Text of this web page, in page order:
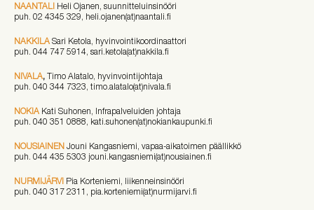
NAANTALI Heli Ojanen, suunnitteluinsinööri
puh. 02 4345 329, heli.ojanen(at)naantali.fi
NAKKILA Sari Ketola, hyvinvointikoordinaattori
puh. 044 747 5914, sari.ketola(at)nakkila.fi
NIVALA, Timo Alatalo, hyvinvointijohtaja
puh. 040 344 7323, timo.alatalo(at)nivala.fi
NOKIA Kati Suhonen, Infrapalveluiden johtaja
puh. 040 351 0888, kati.suhonen(at)nokiankaupunki.fi
NOUSIAINEN Jouni Kangasniemi, vapaa-aikatoimen päällikkö
puh. 044 435 5303 jouni.kangasniemi(at)nousiainen.fi
NURMIJÄRVI Pia Korteniemi, liikenneinsinööri
puh. 040 317 2311, pia.korteniemi(at)nurmijarvi.fi